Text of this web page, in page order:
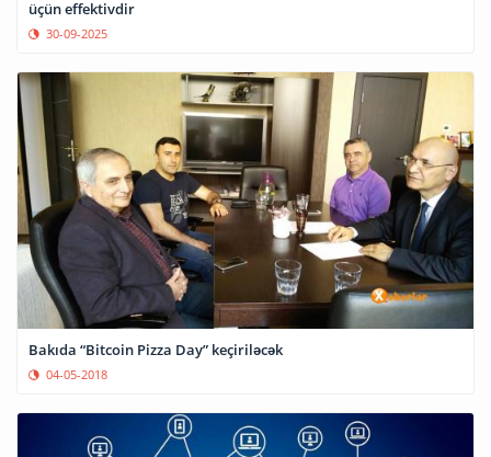
üçün effektivdir
30-09-2025
Bakıda “Bitcoin Pizza Day” keçiriləcək
04-05-2018